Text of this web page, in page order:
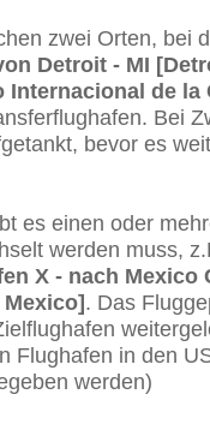
zwei Orten, bei
Detroit - MI
de la
Bei
bevor es
es einen oder
werden muss,
X - nach Mexico
. Das
Flughafen in den
werden)